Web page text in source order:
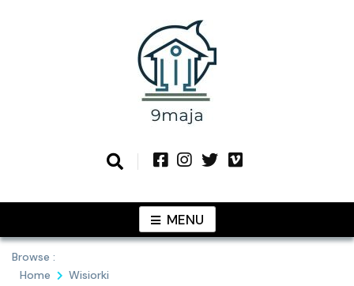
9MAJApomysłami
MENU
Browse :
Home
Wisiorki